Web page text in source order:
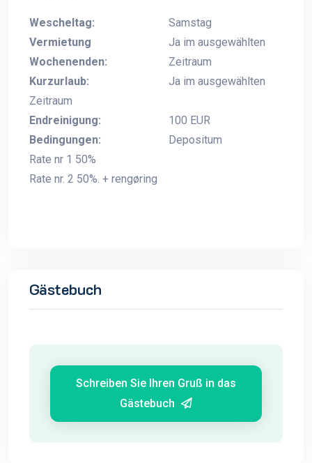
Wescheltag:
Samstag
Vermietung
Wochenenden:
Ja im ausgewählten
Zeitraum
Kurzurlaub:
Ja im ausgewählten
Zeitraum
Endreinigung:
100 EUR
Bedingungen:
Depositum
Rate nr 1 50%
Rate nr. 2 50%. + rengøring
Gästebuch
Schreiben Sie Ihren Gruß in das
Gästebuch